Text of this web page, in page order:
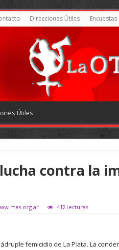
Direcciones Útiles Encuestas
Útiles
contra la
412 lecturas
femicidio de La Plata. La